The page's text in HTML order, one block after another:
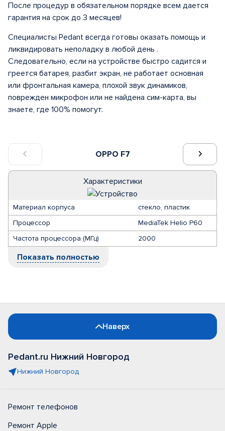
OPPO F7
Характеристики
Материал корпуса
стекло, пластик
Процессор
MediaTek Helio P60
Частота процессора (МГц)
2000
Показать полностью
После процедур в обязательном порядке всем дается
гарантия на срок до 3 месяцев!
Специалисты Pedant всегда готовы оказать помощь и
ликвидировать неполадку в любой день .
Следовательно, если на устройстве быстро садится и
греется батарея, разбит экран, не работает основная
или фронтальная камера, плохой звук динамиков,
поврежден микрофон или не найдена сим-карта, вы
знаете, где 100% помогут.
Наверх
Pedant.ru Нижний Новгород
Нижний Новгород
Ремонт телефонов
Ремонт Apple